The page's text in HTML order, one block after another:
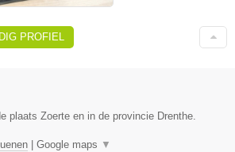
PROFIEL
plaats Zoerte en in de provincie Drenthe.
Google maps ▼